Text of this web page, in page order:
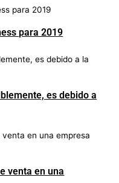
para 2019
es debido a
venta en una